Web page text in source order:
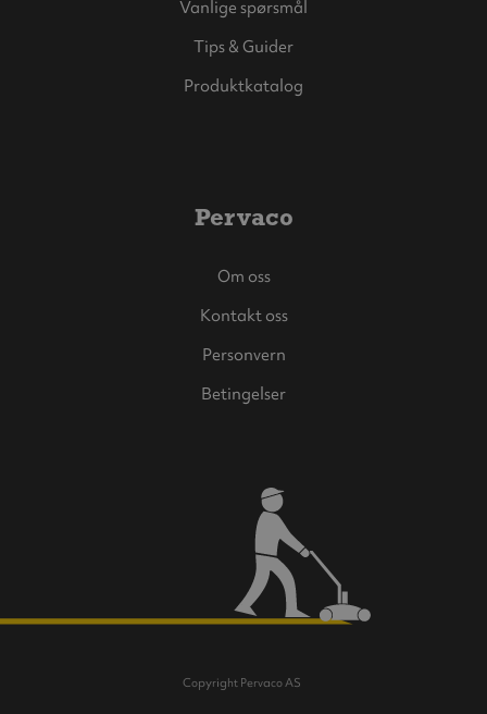
Vanlige spørsmål
Tips & Guider
Produktkatalog
Pervaco
Om oss
Kontakt oss
Personvern
Betingelser
Copyright Pervaco AS